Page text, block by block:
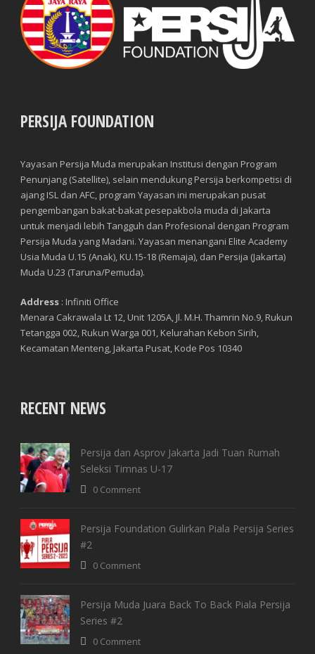
PERSIJA FOUNDATION
Yayasan Persija Muda merupakan Institusi dengan Program
Penunjang (Satellite), selain mendukung Persija berkompetisi di
ajang ISL dan AFC, program Yayasan ini merupakan pusat
pengembangan bakat-bakat pesepakbola muda di Jakarta
untuk menjadi lebih Tangguh dan Profesional dengan Program
Persija Muda yang Madani. Yayasan menangani Elite Academy
Usia Muda U.15 (Anak), KU.15-18 (Remaja), dan Persija (Jakarta)
Muda U.23 (Taruna/Pemuda).
Address : Infiniti Office
Menara Cakrawala Lt 12, Unit 1205A, Jl. M.H. Thamrin No.9, Rukun
Tetangga 002, Rukun Warga 001, Kelurahan Kebon Sirih,
Kecamatan Menteng, Jakarta Pusat, Kode Pos 10340
RECENT NEWS
Persija dan Asprov Jakarta Jadi Tuan Rumah
Seleksi Timnas U-17
0 Comment
Persija Foundation Gulirkan Piala Persija Series
#2
0 Comment
Persija Muda Juara Back To Back Piala Persija
Series #2
0 Comment